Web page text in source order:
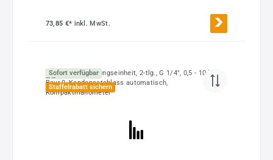
73,85 €* inkl. MwSt.
Sofort verfügbar
Staffelrabatt sichern